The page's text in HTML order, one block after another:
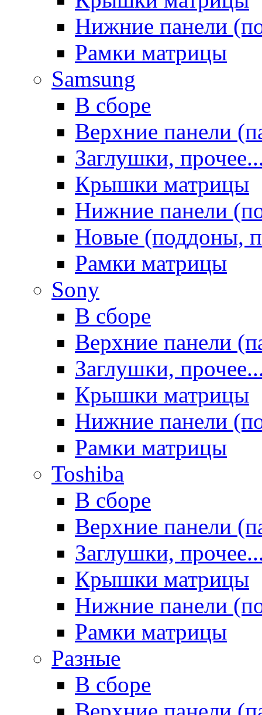
Нижние панели
Рамки матрицы
Samsung
В сборе
Верхние панели
Заглушки,
Крышки матрицы
Нижние панели
Новые (поддоны,
Рамки матрицы
Sony
В сборе
Верхние панели
Заглушки,
Крышки матрицы
Нижние панели
Рамки матрицы
Toshiba
В сборе
Верхние панели
Заглушки,
Крышки матрицы
Нижние панели
Рамки матрицы
Разные
В сборе